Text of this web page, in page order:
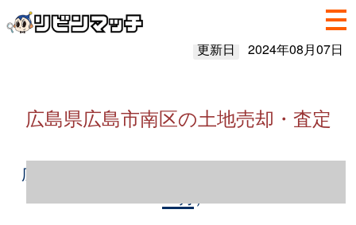
更新日 2024年08月07日
広島県広島市南区の土地売却・査定
広島県広島市南区の土地売却情報（2023年1